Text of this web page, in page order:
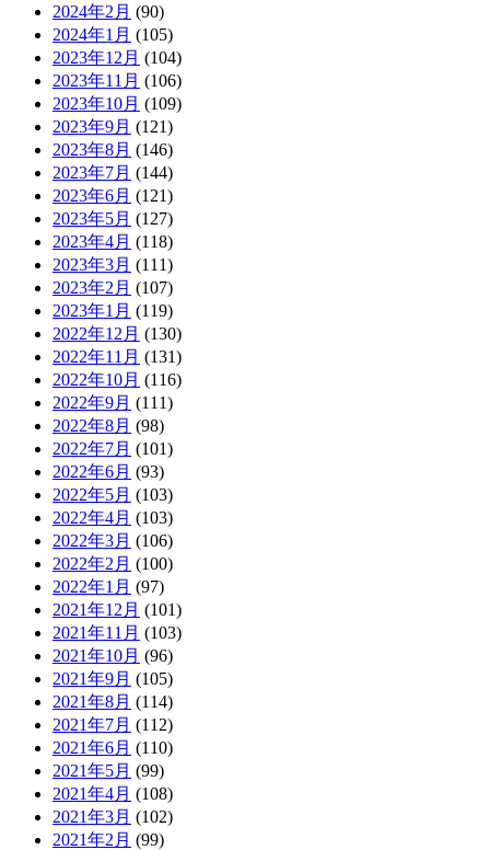
2024年2月 (90)
2024年1月 (105)
2023年12月 (104)
2023年11月 (106)
2023年10月 (109)
2023年9月 (121)
2023年8月 (146)
2023年7月 (144)
2023年6月 (121)
2023年5月 (127)
2023年4月 (118)
2023年3月 (111)
2023年2月 (107)
2023年1月 (119)
2022年12月 (130)
2022年11月 (131)
2022年10月 (116)
2022年9月 (111)
2022年8月 (98)
2022年7月 (101)
2022年6月 (93)
2022年5月 (103)
2022年4月 (103)
2022年3月 (106)
2022年2月 (100)
2022年1月 (97)
2021年12月 (101)
2021年11月 (103)
2021年10月 (96)
2021年9月 (105)
2021年8月 (114)
2021年7月 (112)
2021年6月 (110)
2021年5月 (99)
2021年4月 (108)
2021年3月 (102)
2021年2月 (99)